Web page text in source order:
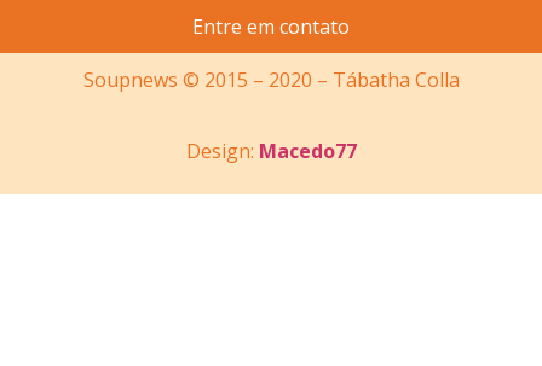
Entre em contato
Soupnews © 2015 – 2020 – Tábatha Colla
Design: Macedo77